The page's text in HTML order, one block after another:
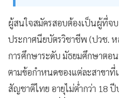
ผู้สนใจสมัครสอบต้องเป็นผู้ที่จ
ประกาศนียบัตรวิชาชีพ (ปวช.
การศึกษาระดับ มัธยมศึกษาตอ
ตามข้อกำหนดของแต่ละสาขาที่
สัญชาติไทย อายุไม่ต่ำกว่า 18